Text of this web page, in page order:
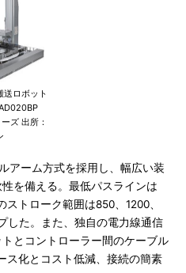
送ロボット
ズ 出所：
アーム方式を採用し、幅広い装
を備える。最低パスラインは
トローク範囲は850、1200、
した。また、独自の電力線通信
とコントローラー間のケーブル
ス化とコスト低減、接続の簡素